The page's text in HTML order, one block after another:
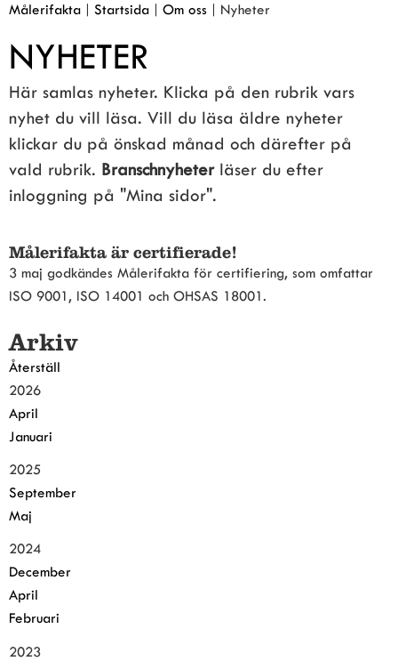
Målerifakta | Startsida | Om oss | Nyheter
NYHETER
Här samlas nyheter. Klicka på den rubrik vars
nyhet du vill läsa. Vill du läsa äldre nyheter
klickar du på önskad månad och därefter på
vald rubrik. Branschnyheter läser du efter
inloggning på "Mina sidor".
Målerifakta är certifierade!
3 maj godkändes Målerifakta för certifiering, som omfattar
ISO 9001, ISO 14001 och OHSAS 18001.
Arkiv
Återställ
2026
April
Januari
2025
September
Maj
2024
December
April
Februari
2023